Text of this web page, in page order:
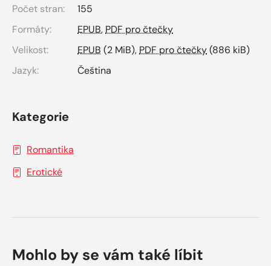
Počet stran:
155
Formáty:
EPUB,PDF pro čtečky
Velikost:
EPUB (2 MiB),PDF pro čtečky(886 kiB)
Jazyk:
Čeština
Kategorie
Romantika
Erotické
Mohlo by se vám také líbit